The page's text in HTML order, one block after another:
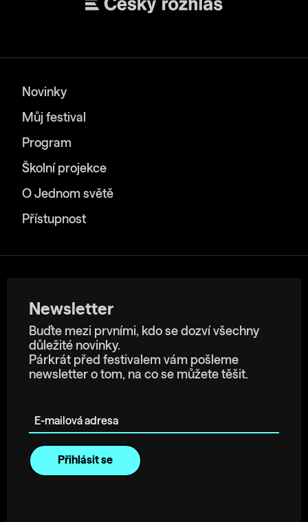
Novinky
Můj festival
Program
Školní projekce
O Jednom světě
Přístupnost
Newsletter
Buďte mezi prvními, kdo se dozví všechny
důležité novinky.
Párkrát před festivalem vám pošleme
newsletter o tom, na co se můžete těšit.